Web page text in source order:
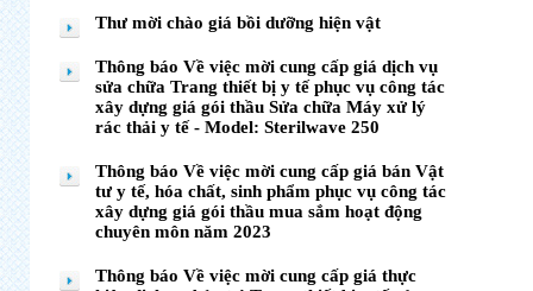
Thư mời chào giá bồi dưỡng hiện vật
Thông báo Về việc mời cung cấp giá dịch vụ
sửa chữa Trang thiết bị y tế phục vụ công tác
xây dựng giá gói thầu Sửa chữa Máy xử lý
rác thải y tế - Model: Sterilwave 250
Thông báo Về việc mời cung cấp giá bán Vật
tư y tế, hóa chất, sinh phẩm phục vụ công tác
xây dựng giá gói thầu mua sắm hoạt động
chuyên môn năm 2023
Thông báo Về việc mời cung cấp giá thực